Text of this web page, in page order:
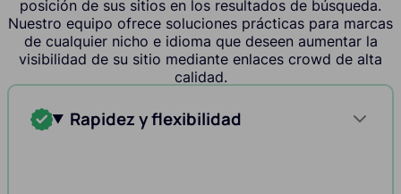
posición de sus sitios en los resultados de búsqueda.
Nuestro equipo ofrece soluciones prácticas para marcas
de cualquier nicho e idioma que deseen aumentar la
visibilidad de su sitio mediante enlaces crowd de alta
calidad.
Rapidez y flexibilidad